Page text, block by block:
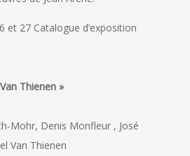
et 27 Catalogue d’exposition
Thienen »
Mohr, Denis Monfleur , José
Van Thienen